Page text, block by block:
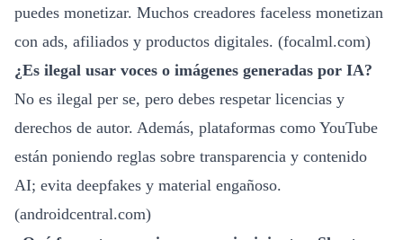
puedes monetizar. Muchos creadores faceless monetizan
con ads, afiliados y productos digitales. (focalml.com)
¿Es ilegal usar voces o imágenes generadas por IA?
No es ilegal per se, pero debes respetar licencias y
derechos de autor. Además, plataformas como YouTube
están poniendo reglas sobre transparencia y contenido
AI; evita deepfakes y material engañoso.
(androidcentral.com)